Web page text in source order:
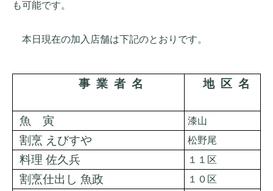
も可能です。
本日現在の加入店舗は下記のとおりです。
事 業 者 名 地 区 名
魚 寅 漆山
割烹 えびすや 松野尾
料理 佐久兵 １１区
割烹仕出し 魚政 １０区